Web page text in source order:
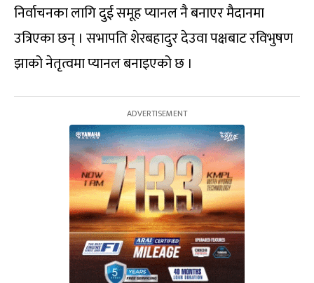
निर्वाचनका लागि दुई समूह प्यानल नै बनाएर मैदानमा
उत्रिएका छन् । सभापति शेरबहादुर देउवा पक्षबाट रविभुषण
झाको नेतृत्वमा प्यानल बनाइएको छ ।